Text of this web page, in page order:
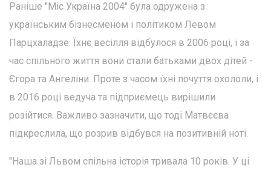
Раніше "Міс Україна 2004" була одружена з
українським бізнесменом і політиком Левом
Парцхаладзе. Їхнє весілля відбулося в 2006 році, і за
час спільного життя вони стали батьками двох дітей -
Єгора та Ангеліни. Проте з часом їхні почуття охололи, і
в 2016 році ведуча та підприємець вирішили
розійтися. Важливо зазначити, що тоді Матвєєва
підкреслила, що розрив відбувся на позитивній ноті.
"Наша зі Львом спільна історія тривала 10 років. У ці